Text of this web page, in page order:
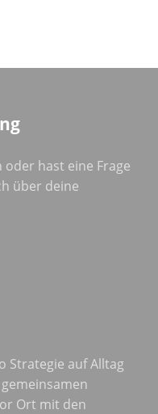
hast eine Frage
über deine
Strategie auf Alltag
Ort mit den